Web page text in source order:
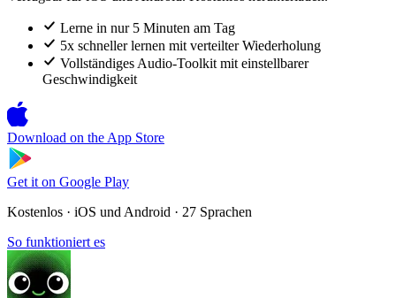
Lerne in nur 5 Minuten am Tag
5x schneller lernen mit verteilter Wiederholung
Vollständiges Audio-Toolkit mit einstellbarer
Geschwindigkeit
Download on the App Store
Get it on Google Play
Kostenlos · iOS und Android · 27 Sprachen
So funktioniert es